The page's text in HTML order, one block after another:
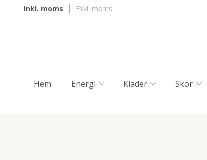
Inkl. moms Exkl. moms
Hem Energi Kläder Skor